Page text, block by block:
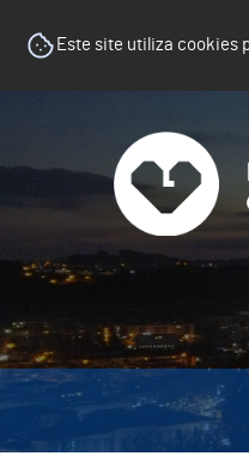
Este site utiliza cookies